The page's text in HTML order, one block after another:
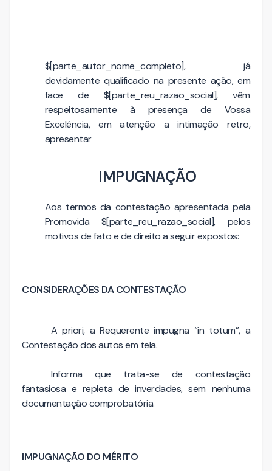
$[parte_autor_nome_completo], já
devidamente qualificado na presente ação, em
face de $[parte_reu_razao_social], vêm
respeitosamente à presença de Vossa
Excelência, em atenção a intimação retro,
apresentar
IMPUGNAÇÃO
Aos termos da contestação apresentada pela
Promovida $[parte_reu_razao_social], pelos
motivos de fato e de direito a seguir expostos:
CONSIDERAÇÕES DA CONTESTAÇÃO
A priori, a Requerente impugna “in totum”, a
Contestação dos autos em tela.
Informa que trata-se de contestação
fantasiosa e repleta de inverdades, sem nenhuma
documentação comprobatória.
IMPUGNAÇÃO DO MÉRITO